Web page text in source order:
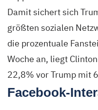
Damit sichert sich
größten sozialen
die prozentuale
Woche an, liegt
22,8% vor Trump mit
Facebook-